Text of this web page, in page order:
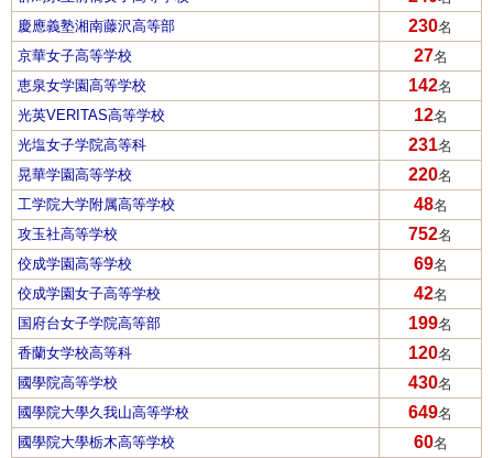
慶應義塾湘南藤沢高等部
230名
京華女子高等学校
27名
恵泉女学園高等学校
142名
光英VERITAS高等学校
12名
光塩女子学院高等科
231名
晃華学園高等学校
220名
工学院大学附属高等学校
48名
攻玉社高等学校
752名
佼成学園高等学校
69名
佼成学園女子高等学校
42名
国府台女子学院高等部
199名
香蘭女学校高等科
120名
國學院高等学校
430名
國學院大學久我山高等学校
649名
國學院大學栃木高等学校
60名